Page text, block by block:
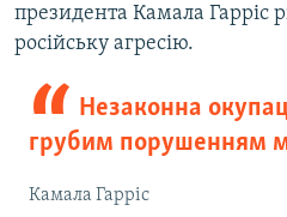
президента Камала Гарріс
російську агресію.
Незаконна
грубим порушенням
Камала Гарріс